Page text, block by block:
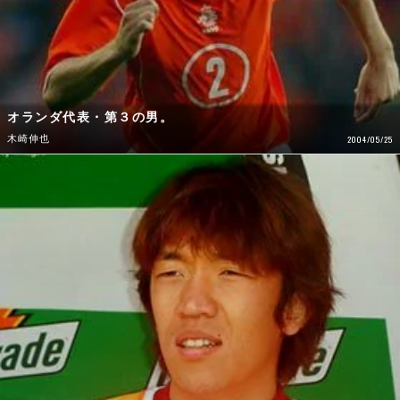
オランダ代表・第３の男。
木崎伸也 2004/05/25